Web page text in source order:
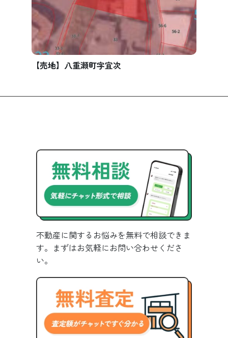
【売地】八重瀬町字宜次
不動産に関するお悩みを無料で相談できま
す。まずはお気軽にお問い合わせくださ
い。